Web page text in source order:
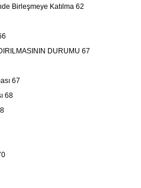
Birleşmeye Katılma 62
DURUMU 67
67
68